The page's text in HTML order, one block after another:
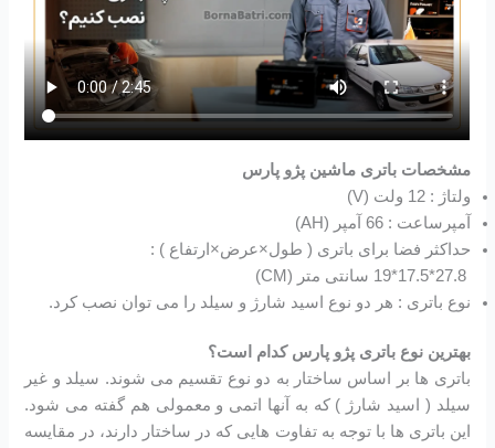
مشخصات باتری ماشین پژو پارس
ولتاژ : 12 ولت (V)
آمپرساعت : 66 آمپر (AH)
حداکثر فضا برای باتری ( طول×عرض×ارتفاع ) :
27.8*17.5*19 سانتی متر (CM)
نوع باتری : هر دو نوع اسید شارژ و سیلد را می توان نصب کرد.
بهترین نوع باتری پژو پارس کدام است؟
باتری ها بر اساس ساختار به دو نوع تقسیم می شوند. سیلد و غیر
سیلد ( اسید شارژ ) که به آنها اتمی و معمولی هم گفته می شود.
این باتری ها با توجه به تفاوت هایی که در ساختار دارند، در مقایسه